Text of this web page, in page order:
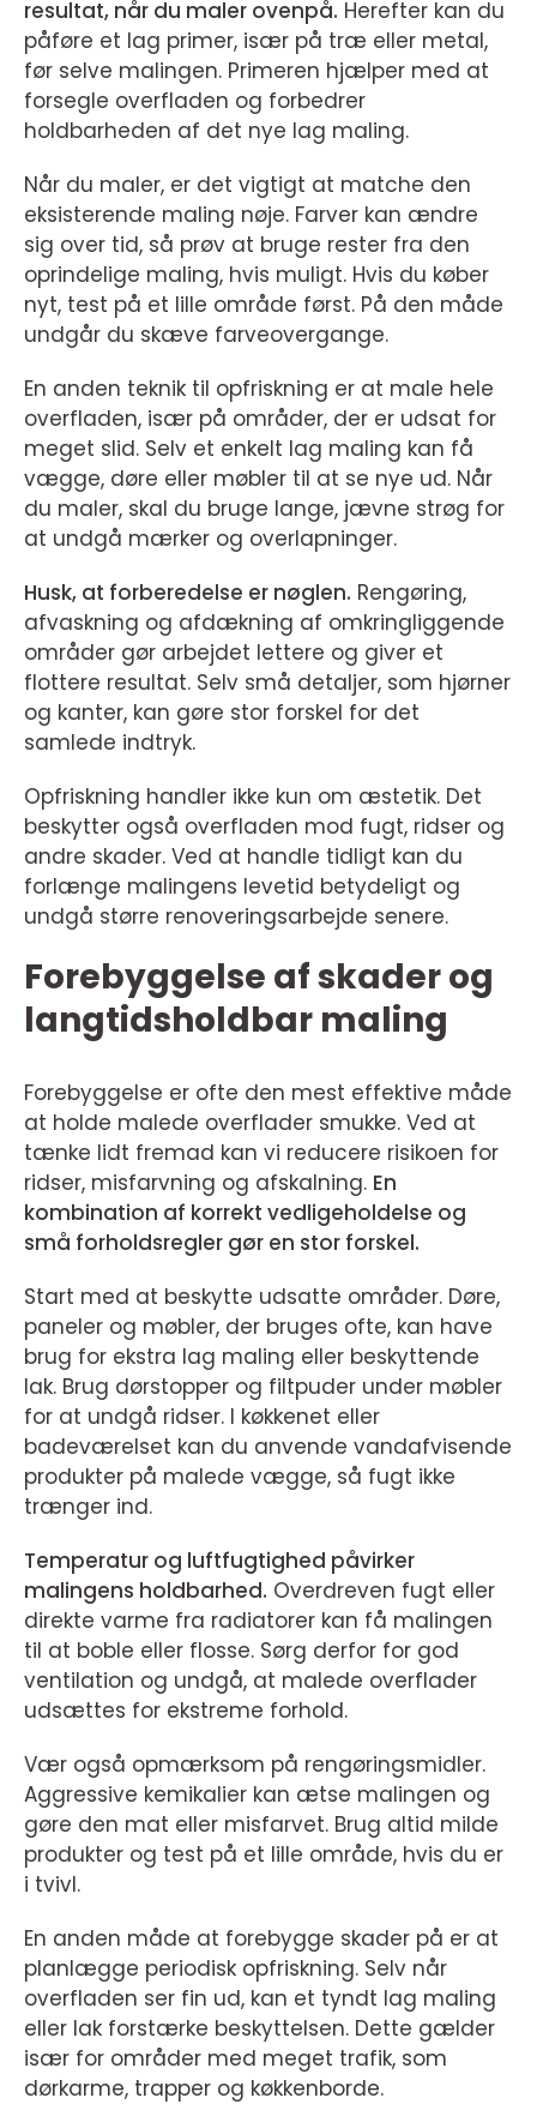
resultat, når du maler ovenpå. Herefter kan du
påføre et lag primer, især på træ eller metal,
før selve malingen. Primeren hjælper med at
forsegle overfladen og forbedrer
holdbarheden af det nye lag maling.
Når du maler, er det vigtigt at matche den
eksisterende maling nøje. Farver kan ændre
sig over tid, så prøv at bruge rester fra den
oprindelige maling, hvis muligt. Hvis du køber
nyt, test på et lille område først. På den måde
undgår du skæve farveovergange.
En anden teknik til opfriskning er at male hele
overfladen, især på områder, der er udsat for
meget slid. Selv et enkelt lag maling kan få
vægge, døre eller møbler til at se nye ud. Når
du maler, skal du bruge lange, jævne strøg for
at undgå mærker og overlapninger.
Husk, at forberedelse er nøglen. Rengøring,
afvaskning og afdækning af omkringliggende
områder gør arbejdet lettere og giver et
flottere resultat. Selv små detaljer, som hjørner
og kanter, kan gøre stor forskel for det
samlede indtryk.
Opfriskning handler ikke kun om æstetik. Det
beskytter også overfladen mod fugt, ridser og
andre skader. Ved at handle tidligt kan du
forlænge malingens levetid betydeligt og
undgå større renoveringsarbejde senere.
Forebyggelse af skader og
langtidsholdbar maling
Forebyggelse er ofte den mest effektive måde
at holde malede overflader smukke. Ved at
tænke lidt fremad kan vi reducere risikoen for
ridser, misfarvning og afskalning. En
kombination af korrekt vedligeholdelse og
små forholdsregler gør en stor forskel.
Start med at beskytte udsatte områder. Døre,
paneler og møbler, der bruges ofte, kan have
brug for ekstra lag maling eller beskyttende
lak. Brug dørstopper og filtpuder under møbler
for at undgå ridser. I køkkenet eller
badeværelset kan du anvende vandafvisende
produkter på malede vægge, så fugt ikke
trænger ind.
Temperatur og luftfugtighed påvirker
malingens holdbarhed. Overdreven fugt eller
direkte varme fra radiatorer kan få malingen
til at boble eller flosse. Sørg derfor for god
ventilation og undgå, at malede overflader
udsættes for ekstreme forhold.
Vær også opmærksom på rengøringsmidler.
Aggressive kemikalier kan ætse malingen og
gøre den mat eller misfarvet. Brug altid milde
produkter og test på et lille område, hvis du er
i tvivl.
En anden måde at forebygge skader på er at
planlægge periodisk opfriskning. Selv når
overfladen ser fin ud, kan et tyndt lag maling
eller lak forstærke beskyttelsen. Dette gælder
især for områder med meget trafik, som
dørkarme, trapper og køkkenborde.